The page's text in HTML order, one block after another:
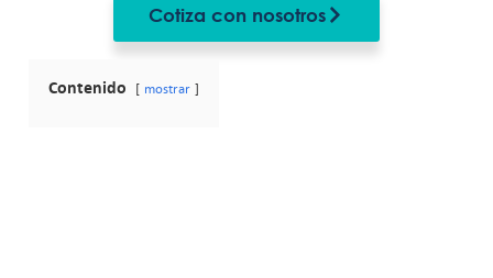
Cotiza con nosotros
Contenido mostrar